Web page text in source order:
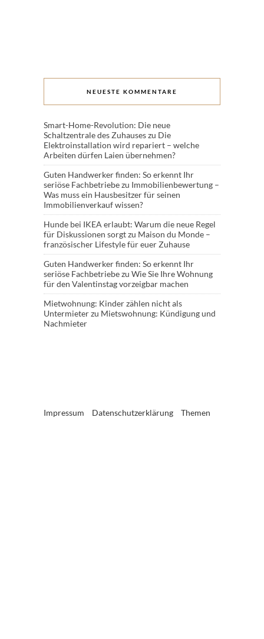
NEUESTE KOMMENTARE
Smart-Home-Revolution: Die neue
Schaltzentrale des Zuhauseszu Die
Elektroinstallation wird repariert – welche
Arbeiten dürfen Laien übernehmen?
Guten Handwerker finden: So erkennt Ihr
seriöse Fachbetriebezu Immobilienbewertung –
Was muss ein Hausbesitzer für seinen
Immobilienverkauf wissen?
Hunde bei IKEA erlaubt: Warum die neue Regel
für Diskussionen sorgtzu Maison du Monde –
französischer Lifestyle für euer Zuhause
Guten Handwerker finden: So erkennt Ihr
seriöse Fachbetriebezu Wie Sie Ihre Wohnung
für den Valentinstag vorzeigbar machen
Mietwohnung: Kinder zählen nicht als
Untermieterzu Mietswohnung: Kündigung und
Nachmieter
Impressum Datenschutzerklärung Themen